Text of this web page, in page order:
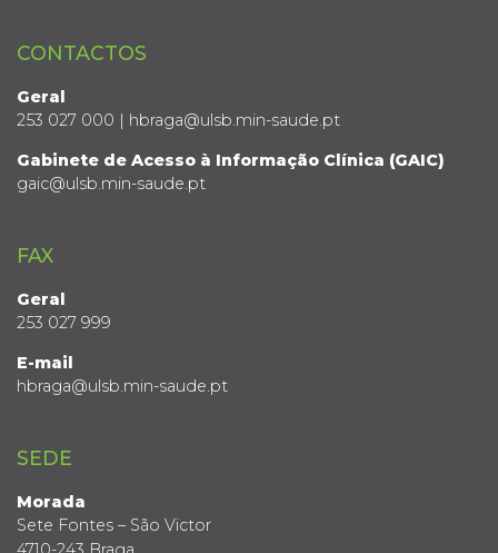
CONTACTOS
Geral
253 027 000 | hbraga@ulsb.min-saude.pt
Gabinete de Acesso à Informação Clínica (GAIC)
gaic@ulsb.min-saude.pt
FAX
Geral
253 027 999
E-mail
hbraga@ulsb.min-saude.pt
SEDE
Morada
Sete Fontes – São Victor